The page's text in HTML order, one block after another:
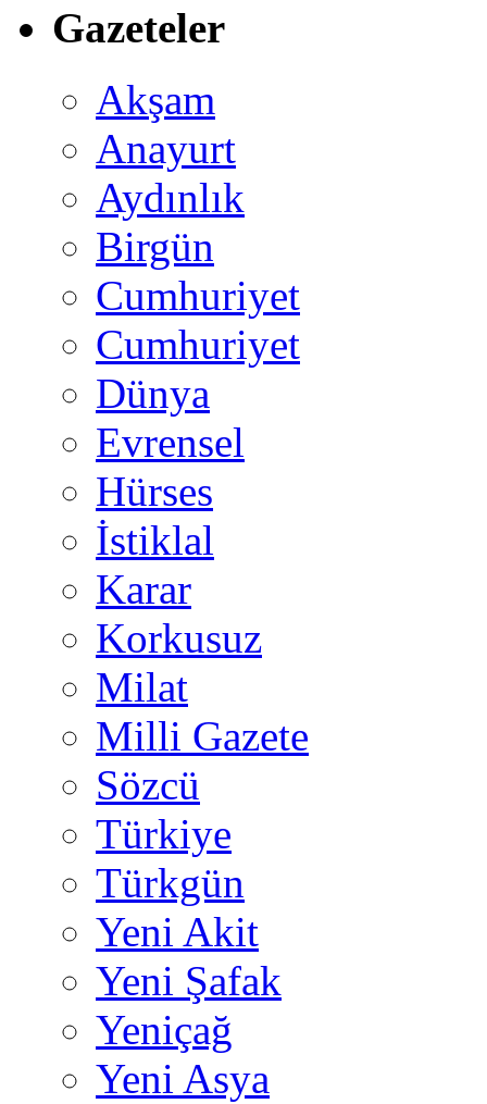
Gazeteler
Akşam
Anayurt
Aydınlık
Birgün
Cumhuriyet
Cumhuriyet
Dünya
Evrensel
Hürses
İstiklal
Karar
Korkusuz
Milat
Milli Gazete
Sözcü
Türkiye
Türkgün
Yeni Akit
Yeni Şafak
Yeniçağ
Yeni Asya